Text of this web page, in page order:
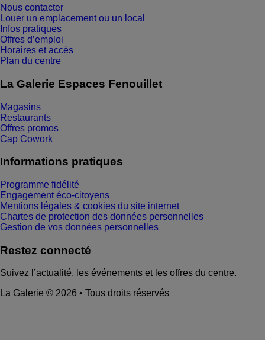
Nous contacter
Louer un emplacement ou un local
Infos pratiques
Offres d’emploi
Horaires et accès
Plan du centre
La Galerie Espaces Fenouillet
Magasins
Restaurants
Offres promos
Cap Cowork
Informations pratiques
Programme fidélité
Engagement éco-citoyens
Mentions légales & cookies du site internet
Chartes de protection des données personnelles
Gestion de vos données personnelles
Restez connecté
Suivez l’actualité, les événements et les offres du centre.
La Galerie © 2026 • Tous droits réservés